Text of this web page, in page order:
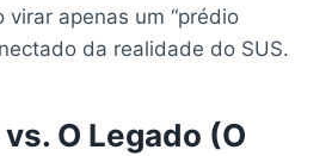
virar apenas um “prédio
da realidade do SUS.
vs. O Legado (O